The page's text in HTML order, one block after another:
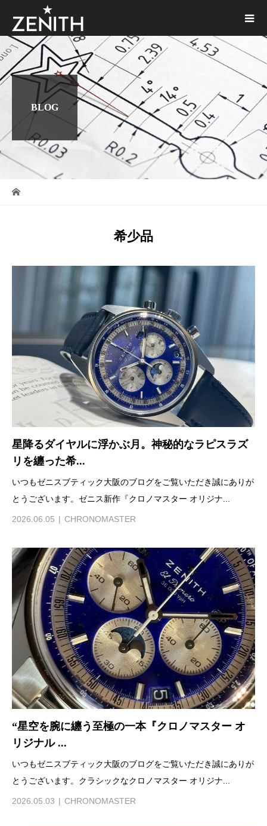
BLOG
希少品
星降るダイヤルに浮かぶ月。神秘的なラピスラズ
リを纏った希...
いつもゼニスブティック大阪のブログをご覧いただき誠にありが
とうございます。ゼニス新作『クロノマスター オリジナ...
2026.06.05 CHRONOMASTER
“星空を腕に纏う至極の一本『クロノマスター オ
リジナル ...
いつもゼニスブティック大阪のブログをご覧いただき誠にありが
とうございます。クラシックなクロノマスター オリジナ...
2026.05.03 CHRONOMASTER